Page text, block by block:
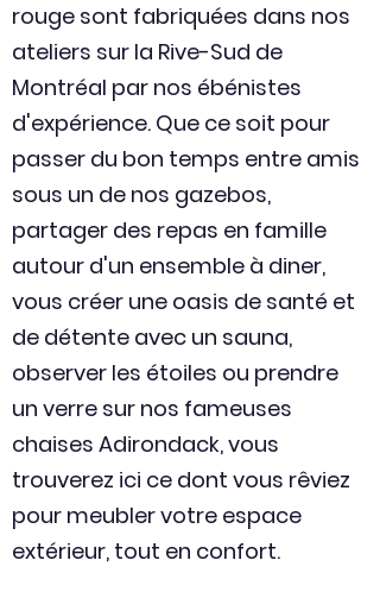
rouge sont fabriquées dans nos
ateliers sur la Rive-Sud de
Montréal par nos ébénistes
d'expérience. Que ce soit pour
passer du bon temps entre amis
sous un de nos gazebos,
partager des repas en famille
autour d'un ensemble à diner,
vous créer une oasis de santé et
de détente avec un sauna,
observer les étoiles ou prendre
un verre sur nos fameuses
chaises Adirondack, vous
trouverez ici ce dont vous rêviez
pour meubler votre espace
extérieur, tout en confort.